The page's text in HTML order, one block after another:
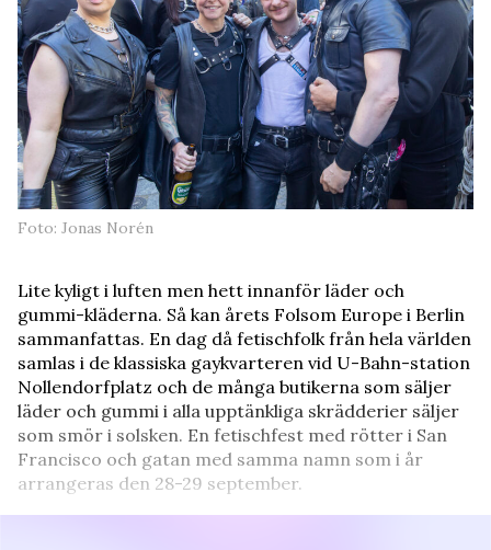
Foto: Jonas Norén
Lite kyligt i luften men hett innanför läder och
gummi-kläderna. Så kan årets Folsom Europe i Berlin
sammanfattas. En dag då fetischfolk från hela världen
samlas i de klassiska gaykvarteren vid U-Bahn-station
Nollendorfplatz och de många butikerna som säljer
läder och gummi i alla upptänkliga skrädderier säljer
som smör i solsken. En fetischfest med rötter i San
Francisco och gatan med samma namn som i år
arrangeras den 28-29 september.